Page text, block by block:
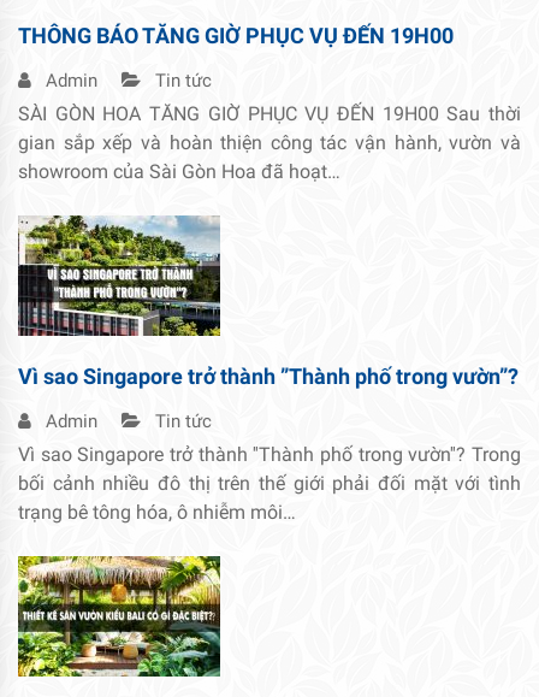
THÔNG BÁO TĂNG GIỜ PHỤC VỤ ĐẾN 19H00
Admin Tin tức
SÀI GÒN HOA TĂNG GIỜ PHỤC VỤ ĐẾN 19H00 Sau thời
gian sắp xếp và hoàn thiện công tác vận hành, vườn và
showroom của Sài Gòn Hoa đã hoạt…
Vì sao Singapore trở thành ”Thành phố trong vườn”?
Admin Tin tức
Vì sao Singapore trở thành ''Thành phố trong vườn''? Trong
bối cảnh nhiều đô thị trên thế giới phải đối mặt với tình
trạng bê tông hóa, ô nhiễm môi…